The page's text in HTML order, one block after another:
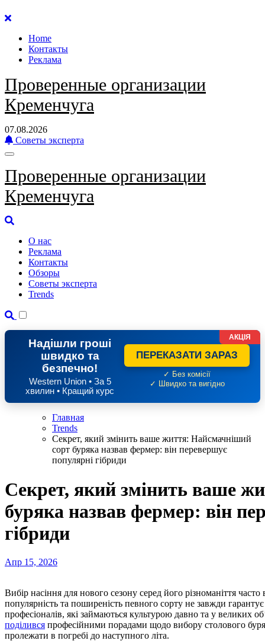
Перейти
содержанию
Home
Контакты
Реклама
Проверенные организации
Кременчуга
07.08.2026
Советы эксперта
Проверенные организации
Кременчуга
О нас
Реклама
Контакты
Обзоры
Советы эксперта
Trends
Надішли гроші
швидко та
безпечно!
Western Union • За 5
хвилин • Кращий курс
ПЕРЕКАЗАТИ ЗАРАЗ
✓ Без комісії
✓ Швидко та вигідно
АКЦІЯ
Главная
Trends
Секрет, який змінить ваше життя: Найсмачніший
сорт буряка назвав фермер: він перевершує
популярні гібриди
Секрет, який змінить ваше
буряка назвав фермер: він
гібриди
Апр 15, 2026
Вибір насіння для нового сезону серед його різноманіття часто виявляється складним завданням, оскільки
популярність та поширеність певного сорту не завжди
професіоналів, які займаються культурою давно та у великих
поділився професійними порадами щодо вибору столового
пролежати в погребі до наступного літа.